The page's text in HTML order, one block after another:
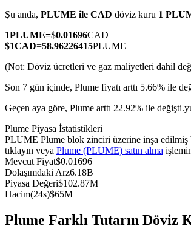
TradFi
Hisse senetleri, döviz, değerli metaller ve
USDC Vadeli İşlemleri
Şu anda, PLUME ile CAD döviz kuru 1
1PLUME=$0.01696CAD
$1CAD=58.96226415PLUME
(Not: Döviz ücretleri ve gaz maliyetleri dahil
Son 7 gün içinde, Plume fiyatı arttı 5.66% ile
Geçen aya göre, Plume arttı 22.92% ile
Plume Piyasa İstatistikleri
PLUME Plume blok zinciri üzerine inşa edilmiş
tıklayın veya Plume (PLUME) satın alma
Mevcut Fiyat$0.01696
Dolaşımdaki Arz6.18B
Piyasa Değeri$102.87M
Hacim(24s)$65M
Plume Farklı Tutarın Döviz